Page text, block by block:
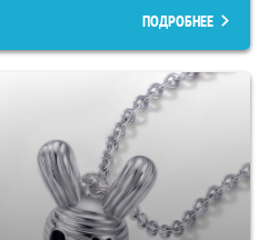
ПОДРОБНЕЕ